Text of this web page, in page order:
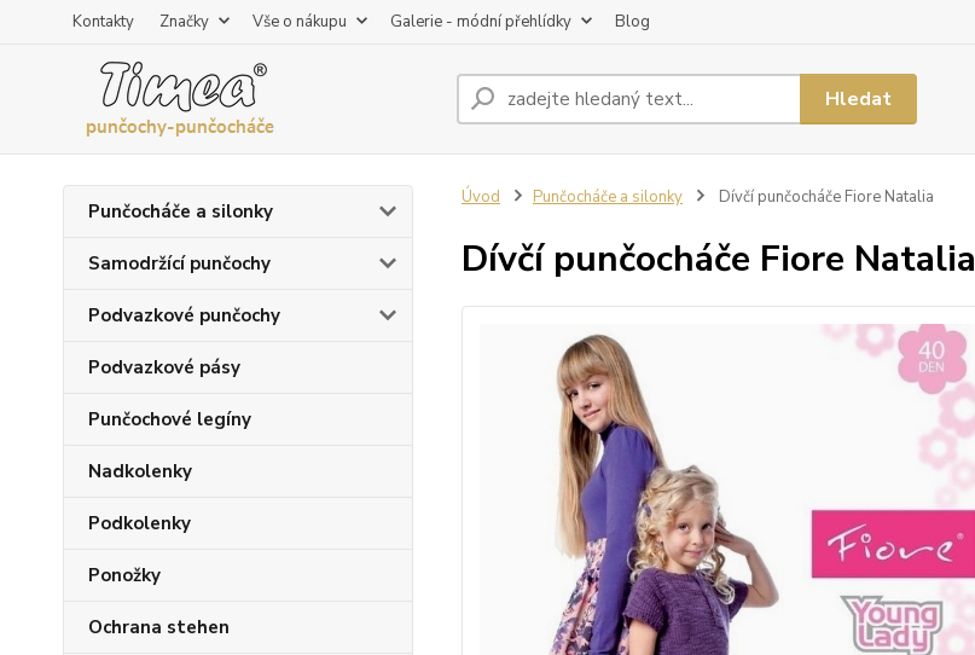
Kontakty Značky Vše o nákupu Galerie - módní přehlídky Blog
Hledat
Punčocháče a silonky
Samodržící punčochy
Podvazkové punčochy
Podvazkové pásy
Punčochové legíny
Nadkolenky
Podkolenky
Ponožky
Ochrana stehen
Úvod Punčocháče a silonky Dívčí punčocháče Fiore Natalia
Dívčí punčocháče Fiore Natalia